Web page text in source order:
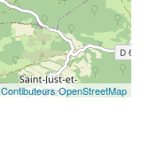
Contibuteurs OpenStreetMap